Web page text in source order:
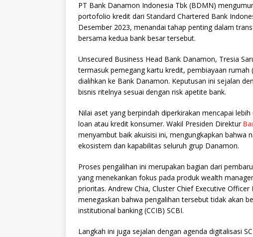
PT Bank Danamon Indonesia Tbk (BDMN)
portofolio kredit dari Standard Chartered Bank
Desember 2023, menandai tahap penting dalam
bersama kedua bank besar tersebut.
Unsecured Business Head Bank Danamon, Tresia
termasuk pemegang kartu kredit, pembiayaan rumah
dialihkan ke Bank Danamon. Keputusan ini sejalan
bisnis ritelnya sesuai dengan risk apetite bank.
Nilai aset yang berpindah diperkirakan mencapai
loan atau kredit konsumer. Wakil Presiden Direktur
menyambut baik akuisisi ini, mengungkapkan bahwa
ekosistem dan kapabilitas seluruh grup Danamon.
Proses pengalihan ini merupakan bagian dari
yang menekankan fokus pada produk wealth
prioritas. Andrew Chia, Cluster Chief Executive
menegaskan bahwa pengalihan tersebut tidak akan
institutional banking (CCIB) SCBI.
Langkah ini juga sejalan dengan agenda digitalisasi